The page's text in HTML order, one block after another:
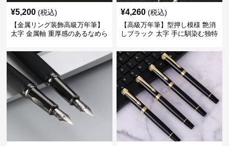
¥5,200 (税込)
【金属リング装飾高級万年筆】
太字 金属軸 重厚感のあるなめら
きに最適
¥4,260 (税込)
【高級万年筆】型押し模様 艶消
しブラック 太字 手に馴染む独特
くい